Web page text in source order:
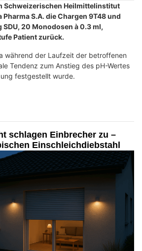
Schweizerischen Heilmittelinstitut
S.A. die Chargen 9T48 und
20 Monodosen à 0.3 ml,
Patient zurück.
während der Laufzeit der betroffenen
Tendenz zum Anstieg des pH-Wertes
festgestellt wurde.
schlagen Einbrecher zu –
Einschleichdiebstahl